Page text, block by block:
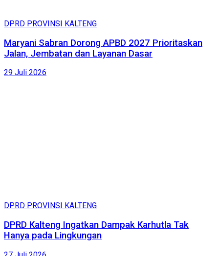
DPRD PROVINSI KALTENG
Maryani Sabran Dorong APBD 2027 Prioritaskan
Jalan, Jembatan dan Layanan Dasar
29 Juli 2026
DPRD PROVINSI KALTENG
DPRD Kalteng Ingatkan Dampak Karhutla Tak
Hanya pada Lingkungan